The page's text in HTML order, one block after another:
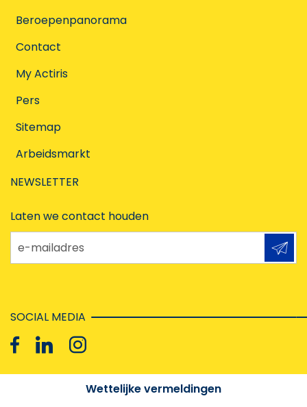
Beroepenpanorama
Contact
My Actiris
Pers
Sitemap
Arbeidsmarkt
NEWSLETTER
Laten we contact houden
e-mailadres
SOCIAL MEDIA
Wettelijke vermeldingen